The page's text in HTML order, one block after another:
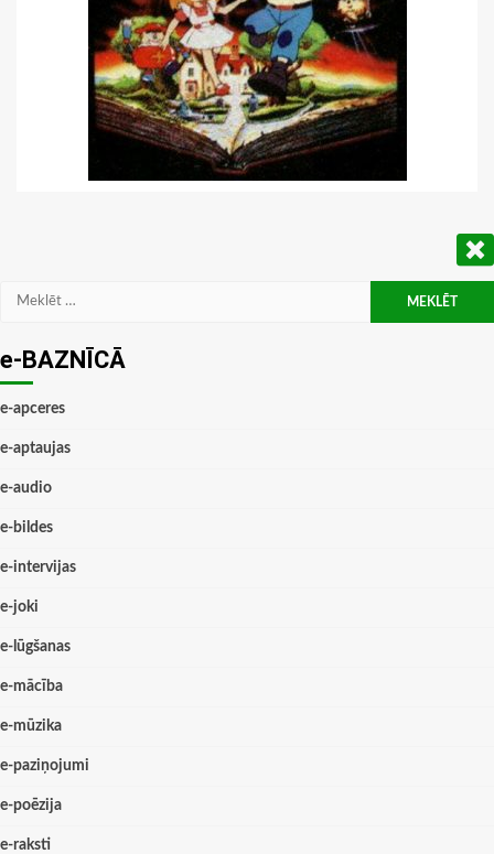
Meklēt:
e-BAZNĪCĀ
e-apceres
e-aptaujas
e-audio
e-bildes
e-intervijas
e-joki
e-lūgšanas
e-mācība
e-mūzika
e-paziņojumi
e-poēzija
e-raksti